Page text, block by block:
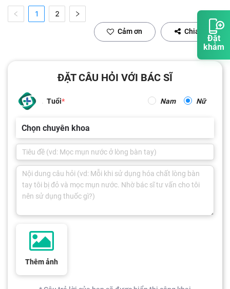
Đặt
khám
1 2
Cảm ơn Chia sẻ
ĐẶT CÂU HỎI VỚI BÁC SĨ
Tuổi Nam Nữ
Chọn chuyên khoa
Thêm ảnh